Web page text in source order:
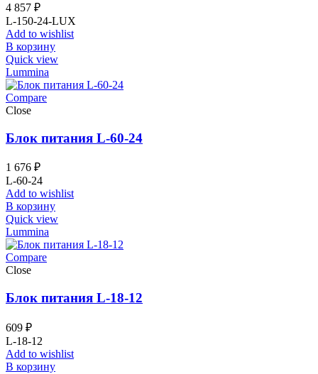
4 857 ₽
L-150-24-LUX
Add to wishlist
В корзину
Quick view
Lummina
Compare
Close
Блок питания L-60-24
1 676 ₽
L-60-24
Add to wishlist
В корзину
Quick view
Lummina
Compare
Close
Блок питания L-18-12
609 ₽
L-18-12
Add to wishlist
В корзину